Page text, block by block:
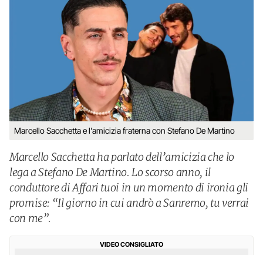
Marcello Sacchetta e l'amicizia fraterna con Stefano De Martino
Marcello Sacchetta ha parlato dell’amicizia che lo
lega a Stefano De Martino. Lo scorso anno, il
conduttore di Affari tuoi in un momento di ironia gli
promise: “Il giorno in cui andrò a Sanremo, tu verrai
con me”.
VIDEO CONSIGLIATO